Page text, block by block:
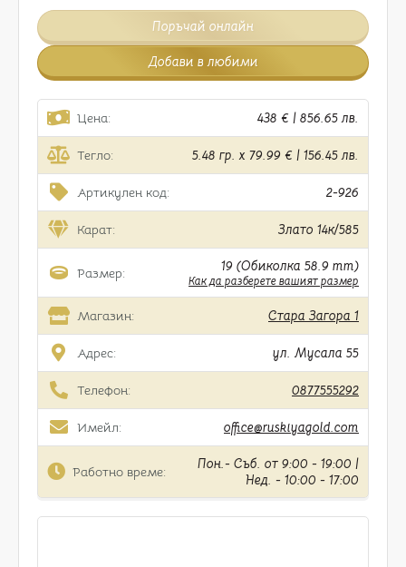
Поръчай онлайн
Добави в любими
Цена: 438 € | 856.65 лв.
Тегло: 5.48 гр. x 79.99 € | 156.45 лв.
Артикулен код: 2-926
Карат: Злато 14к/585
Размер: 19 (Обиколка 58.9 mm)
Как да разберете вашият размер
Магазин: Стара Загора 1
Адрес: ул. Мусала 55
Телефон: 0877555292
Имейл: office@ruskiyagold.com
Работно време:
Пон.- Съб. от 9:00 - 19:00 |
Нед. - 10:00 - 17:00